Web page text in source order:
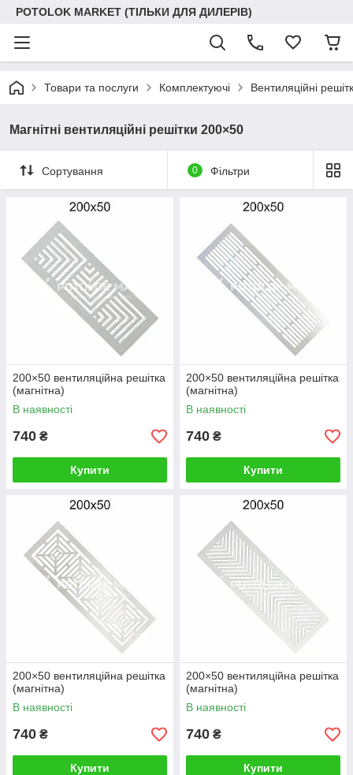
POTOLOK MARKET (ТІЛЬКИ ДЛЯ ДИЛЕРІВ)
Товари та послуги Комплектуючі Вентиляційні
Магнітні вентиляційні решітки 200×50
Сортування 0 Фільтри
200×50 вентиляційна решітка
(магнітна)
В наявності
740 ₴
Купити
200×50 вентиляційна решітка
(магнітна)
В наявності
740 ₴
Купити
200×50 вентиляційна решітка
(магнітна)
В наявності
740 ₴
Купити
200×50 вентиляційна решітка
(магнітна)
В наявності
740 ₴
Купити